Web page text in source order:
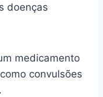
doenças
medicamento
convulsões